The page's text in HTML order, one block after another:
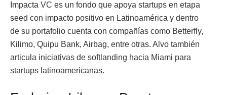
Impacta VC es un fondo que apoya startups en etapa
seed con impacto positivo en Latinoamérica y dentro
de su portafolio cuenta con compañías como Betterfly,
Kilimo, Quipu Bank, Airbag, entre otras. Alvo también
articula iniciativas de softlanding hacia Miami para
startups latinoamericanas.